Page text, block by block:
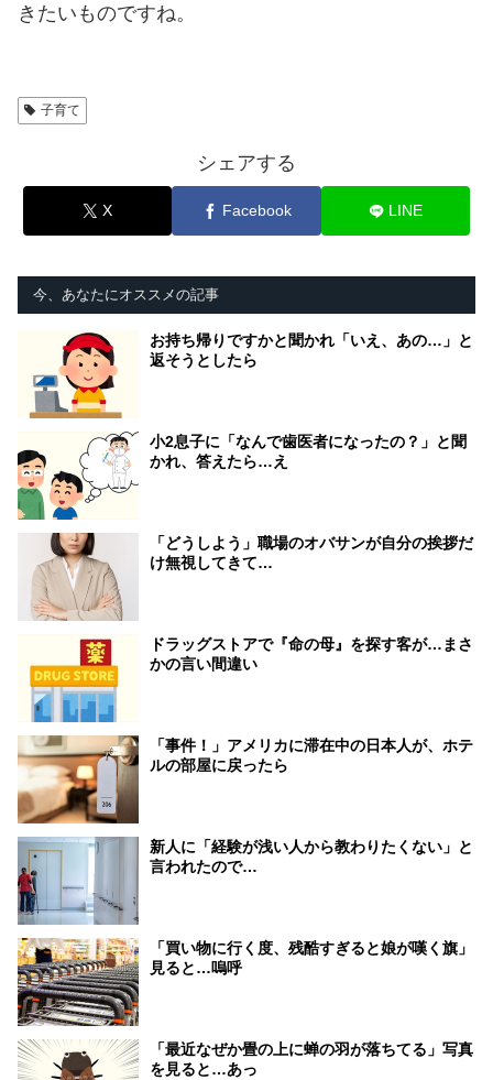
きたいものですね。
子育て
シェアする
X Facebook LINE
今、あなたにオススメの記事
お持ち帰りですかと聞かれ「いえ、あの…」と
返そうとしたら
小2息子に「なんで歯医者になったの？」と聞
かれ、答えたら…え
「どうしよう」職場のオバサンが自分の挨拶だ
け無視してきて…
ドラッグストアで『命の母』を探す客が…まさ
かの言い間違い
「事件！」アメリカに滞在中の日本人が、ホテ
ルの部屋に戻ったら
新人に「経験が浅い人から教わりたくない」と
言われたので…
「買い物に行く度、残酷すぎると娘が嘆く旗」
見ると…嗚呼
「最近なぜか畳の上に蝉の羽が落ちてる」写真
を見ると…あっ